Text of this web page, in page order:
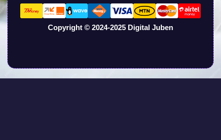
Copyright © 2024-2025 Digital Juben